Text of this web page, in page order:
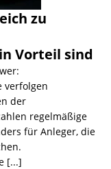
zu
Vorteil sind
verfolgen
der
regelmäßige
für Anleger, die
[...]